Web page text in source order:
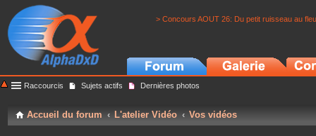
> Concours AOUT 26: Du petit ruisseau au
Raccourcis Sujets actifs Dernières photos
Accueil du forum L'atelier Vidéo Vos vidéos